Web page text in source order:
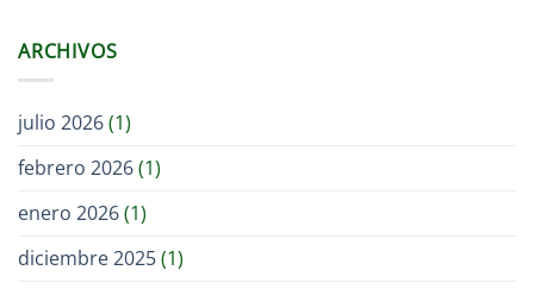
ARCHIVOS
julio 2026(1)
febrero 2026(1)
enero 2026(1)
diciembre 2025(1)